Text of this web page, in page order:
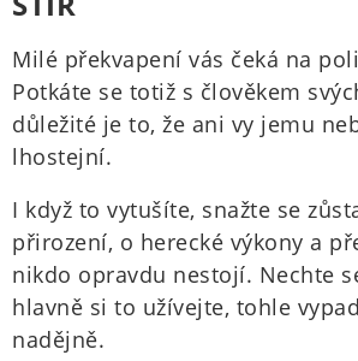
Milé překvapení vás čeká na
Potkáte se totiž s člověkem
důležité je to, že ani vy jemu
lhostejní.
I když to vytušíte, snažte se
přirození, o herecké výkony a
nikdo opravdu nestojí. Nechte
hlavně si to užívejte, tohle
nadějně.